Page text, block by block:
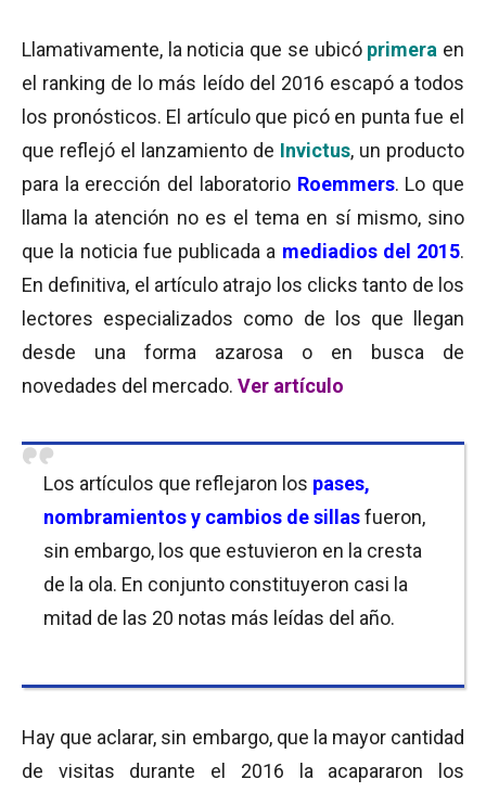
Llamativamente, la noticia que se ubicó primera en
el ranking de lo más leído del 2016 escapó a todos
los pronósticos. El artículo que picó en punta fue el
que reflejó el lanzamiento de Invictus, un producto
para la erección del laboratorio Roemmers. Lo que
llama la atención no es el tema en sí mismo, sino
que la noticia fue publicada a mediadios del 2015.
En definitiva, el artículo atrajo los clicks tanto de los
lectores especializados como de los que llegan
desde una forma azarosa o en busca de
novedades del mercado. Ver artículo
Los artículos que reflejaron los pases,
nombramientos y cambios de sillasfueron,
sin embargo, los que estuvieron en la cresta
de la ola. En conjunto constituyeron casi la
mitad de las 20 notas más leídas del año.
Hay que aclarar, sin embargo, que la mayor cantidad
de visitas durante el 2016 la acapararon los